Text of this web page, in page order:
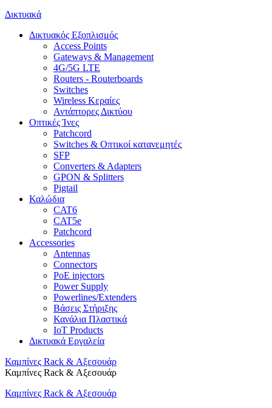
Δικτυακά
Δικτυακός Εξοπλισμός
Access Points
Gateways & Management
4G/5G LTE
Routers - Routerboards
Switches
Wireless Κεραίες
Αντάπτορες Δικτύου
Οπτικές Ίνες
Patchcord
Switches & Οπτικοί κατανεμητές
SFP
Converters & Adapters
GPON & Splitters
Pigtail
Καλώδια
CAT6
CAT5e
Patchcord
Accessories
Antennas
Connectors
PoE injectors
Power Supply
Powerlines/Extenders
Βάσεις Στήριξης
Κανάλια Πλαστικά
IoT Products
Δικτυακά Εργαλεία
Καμπίνες Rack & Αξεσουάρ
Καμπίνες Rack & Αξεσουάρ
Καμπίνες Rack & Αξεσουάρ